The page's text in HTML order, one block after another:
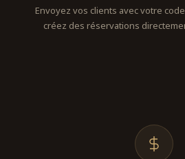
Envoyez vos clients avec votre
créez des réservations